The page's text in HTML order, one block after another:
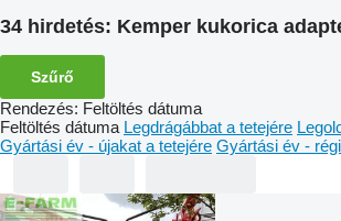
34 hirdetés: Kemper kukorica
Szűrő
Rendezés: Feltöltés dátuma
Feltöltés dátuma Legdrágábbat a tetejére
Gyártási év - újakat a tetejére Gyártási év -